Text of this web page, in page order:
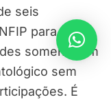
seis
para novas
somente em
sem
É